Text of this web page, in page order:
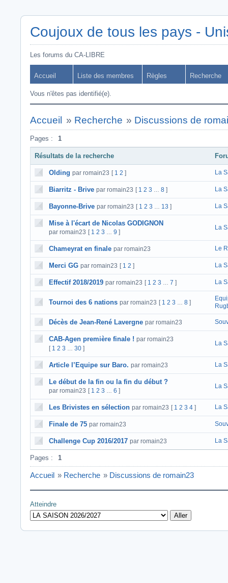
Coujoux de tous les pays -
Les forums du CA-LIBRE
Accueil Liste des membres Règles Recherche
Vous n'êtes pas identifié(e).
Accueil » Recherche » Discussions de
Pages : 1
Résultats de la recherche
Olding par romain23 [ 1 2 ] La
Biarritz - Brive par romain23 [ 1 2 3 8 ] La
Bayonne-Brive par romain23 [ 1 2 3 13 ] La
Mise à l'écart de Nicolas GODIGNON
par romain23 [ 1 2 3 9 ]
La
Chameyrat en finale par romain23 Le
Merci GG par romain23 [ 1 2 ] La
Effectif 2018/2019 par romain23 [ 1 2 3 7 ] La
Tournoi des 6 nations par romain23 [ 1 2 3 8 ]
Décès de Jean-René Lavergne par romain23
CAB-Agen première finale ! par romain23
[ 1 2 3 30 ]
La
Article l’Equipe sur Baro. par romain23 La
Le début de la fin ou la fin du début ?
par romain23 [ 1 2 3 6 ]
La
Les Brivistes en sélection par romain23 [ 1 2 3 4 ] La
Finale de 75 par romain23
Challenge Cup 2016/2017 par romain23 La
Pages : 1
Accueil » Recherche » Discussions de romain23
Atteindre